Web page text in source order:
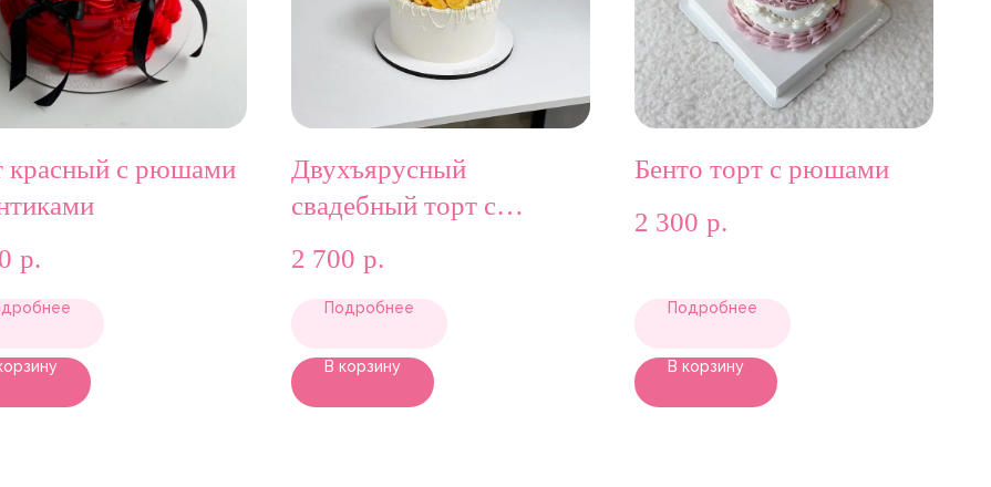
красный с рюшами
р.
Двухъярусный
свадебный торт с
2 700 р.
Подробнее
В корзину
Бенто торт с рюшами
2 300 р.
Подробнее
В корзину